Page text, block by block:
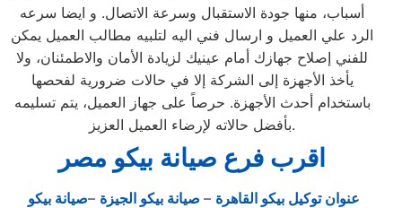
أسباب، منها جودة الاستقبال وسرعة الاتصال. و ايضا سرعه
الرد علي العميل و ارسال فني اليه لتلبيه مطالب العميل يمكن
للفني إصلاح جهازك أمام عينيك لزيادة الأمان والاطمئنان، ولا
يأخذ الأجهزة إلى الشركة إلا في حالات ضرورية لفحصها
باستخدام أحدث الأجهزة. حرصاً على جهاز العميل، يتم تسليمه
بأفضل حالاته لإرضاء العميل العزيز.
اقرب فرع صيانة بيكو مصر
عنوان توكيل بيكو القاهرة – صيانة بيكو الجيزة –صيانة بيكو